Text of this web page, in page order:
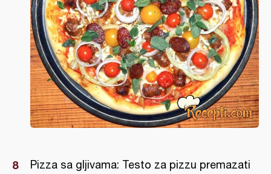
Pizza sa gljivama: Testo za pizzu premazati